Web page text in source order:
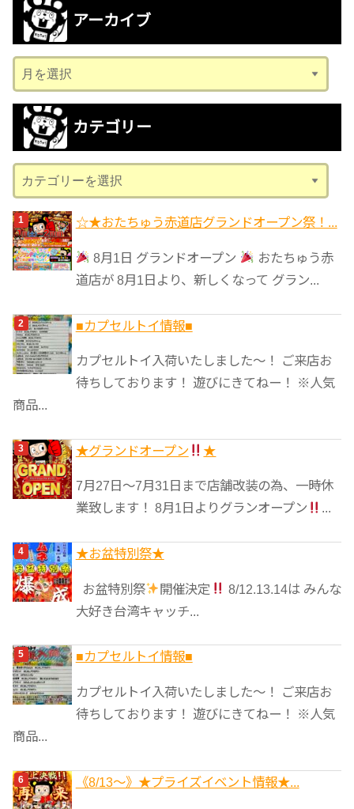
アーカイブ
ー
カ
ブ
カテゴリー
テ
ゴ
リ
ー
☆★おたちゅう赤道店グランドオープン祭！...
8月1日 グランドオープン
おたちゅう赤
道店が 8月1日より、新しくなって グラン...
■カプセルトイ情報■
カプセルトイ入荷いたしました〜！ ご来店お
待ちしております！ 遊びにきてねー！ ※人気
商品...
★グランドオープン ★
7月27日〜7月31日まで店舗改装の為、一時休
業致します！ 8月1日よりグランオープン
...
★️お盆特別祭★️
お盆特別祭 開催決定
8/12.13.14は みんな
大好き台湾キャッチ...
■カプセルトイ情報■
カプセルトイ入荷いたしました〜！ ご来店お
待ちしております！ 遊びにきてねー！ ※人気
商品...
《8/13～》★️プライズイベント情報★...